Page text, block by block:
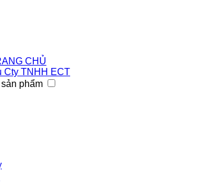
CHỦ
Cty TNHH ECT
phẩm